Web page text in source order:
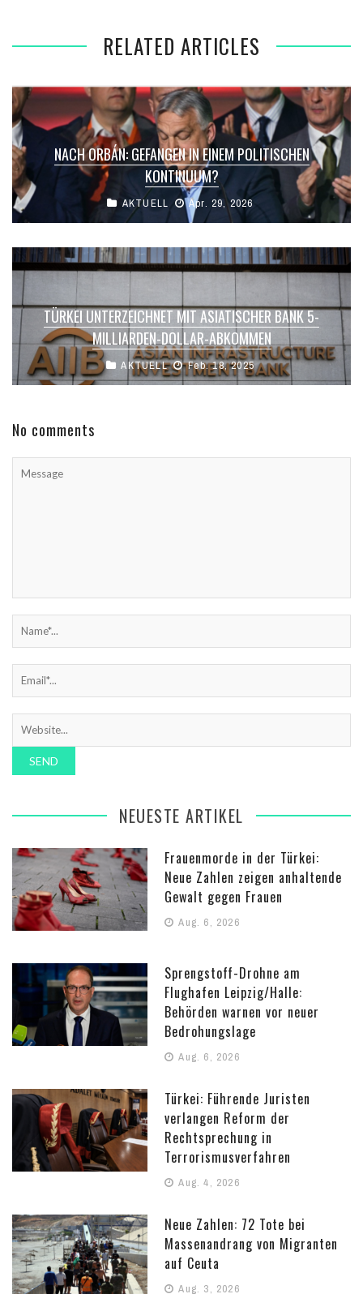
RELATED ARTICLES
NACH ORBÁN: GEFANGEN IN EINEM POLITISCHEN
KONTINUUM?
AKTUELL Apr. 29, 2026
TÜRKEI UNTERZEICHNET MIT ASIATISCHER BANK 5-
MILLIARDEN-DOLLAR-ABKOMMEN
AKTUELL Feb. 18, 2025
No comments
NEUESTE ARTIKEL
Frauenmorde in der Türkei:
Neue Zahlen zeigen anhaltende
Gewalt gegen Frauen
Aug. 6, 2026
Sprengstoff-Drohne am
Flughafen Leipzig/Halle:
Behörden warnen vor neuer
Bedrohungslage
Aug. 6, 2026
Türkei: Führende Juristen
verlangen Reform der
Rechtsprechung in
Terrorismusverfahren
Aug. 4, 2026
Neue Zahlen: 72 Tote bei
Massenandrang von Migranten
auf Ceuta
Aug. 3, 2026